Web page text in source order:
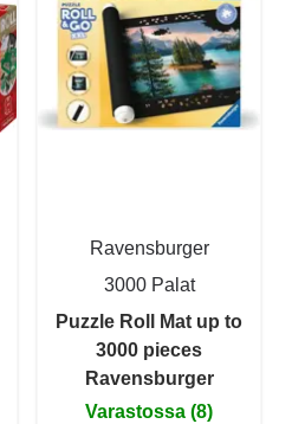
Ravensburger
3000 Palat
Puzzle Roll Mat up to
3000 pieces
Ravensburger
Varastossa (8)